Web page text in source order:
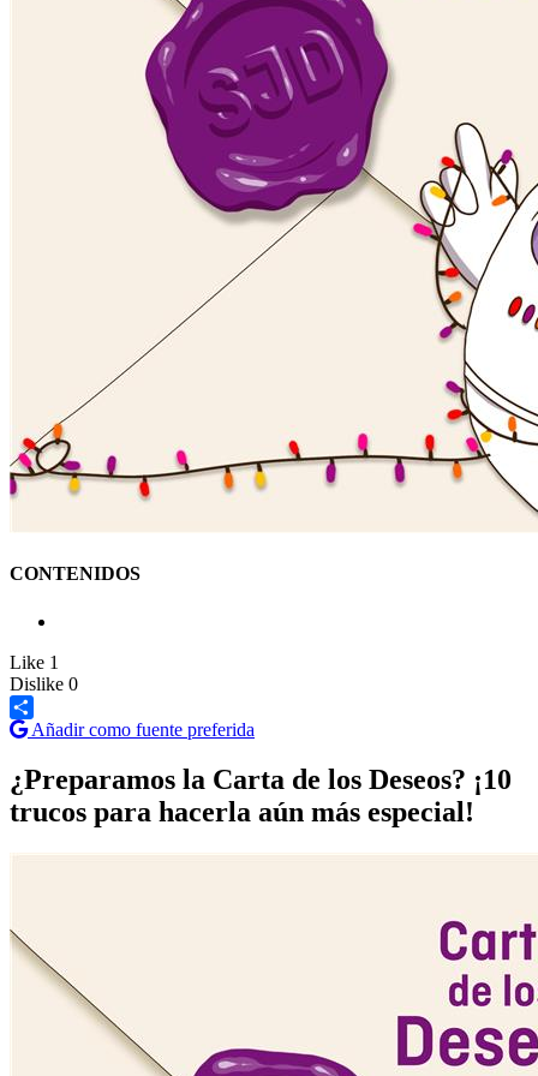
CONTENIDOS
Like 1
Dislike 0
Share
Añadir como fuente preferida
¿Preparamos la Carta de los Deseos? ¡10
trucos para hacerla aún más especial!